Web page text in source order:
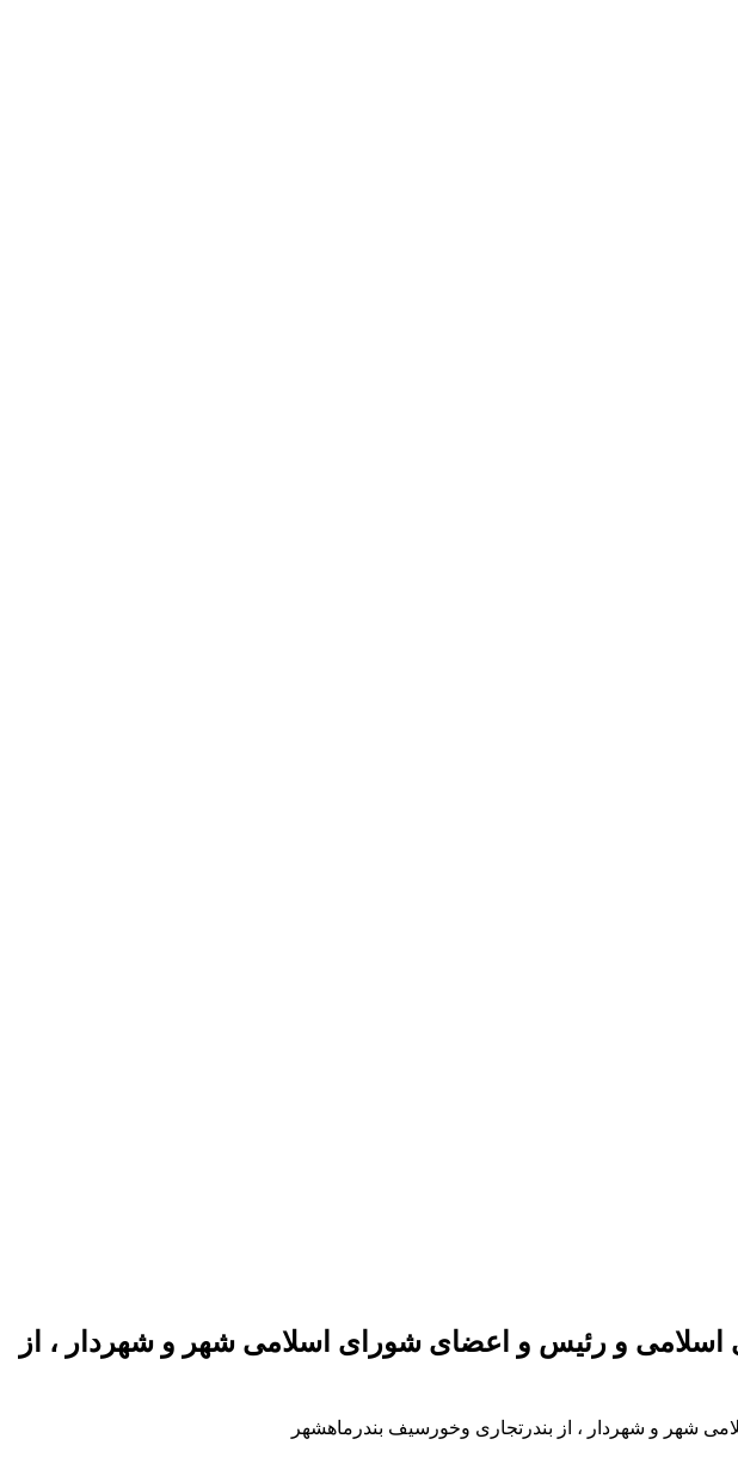
اسلامی و رئیس و اعضای شورای اسلامی شهر و شهردار ، از
شهر و شهردار ، از بندرتجاری وخورسیف بندرماهشهر